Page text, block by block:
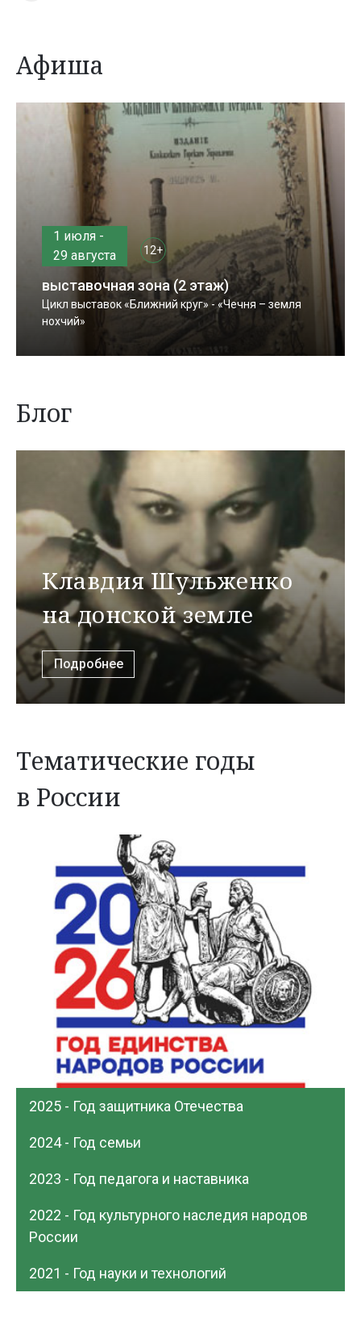
Афиша
1 июля -
29 августа
12+
выставочная зона (2 этаж)
Цикл выставок «Ближний круг» - «Чечня – земля
нохчий»
Блог
Клавдия Шульженко
на донской земле
Подробнее
Тематические годы
в России
2025 - Год защитника Отечества
2024 - Год семьи
2023 - Год педагога и наставника
2022 - Год культурного наследия народов
России
2021 - Год науки и технологий